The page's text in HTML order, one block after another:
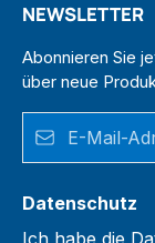
NEWSLETTER
Abonnieren Sie
über neue
Datenschutz